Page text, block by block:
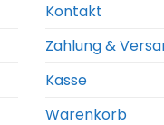
Kontakt
Zahlung &
Kasse
Warenkorb